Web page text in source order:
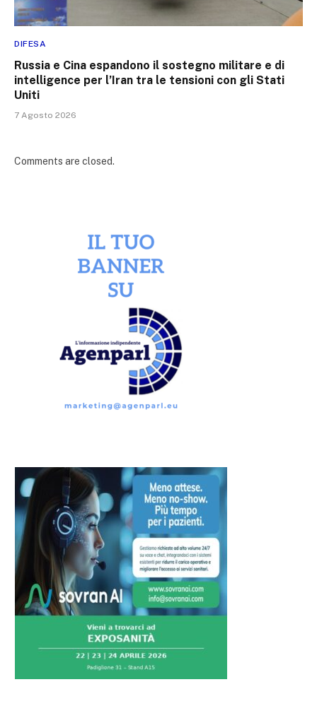
DIFESA
Russia e Cina espandono il sostegno militare e di
intelligence per l’Iran tra le tensioni con gli Stati
Uniti
7 Agosto 2026
Comments are closed.